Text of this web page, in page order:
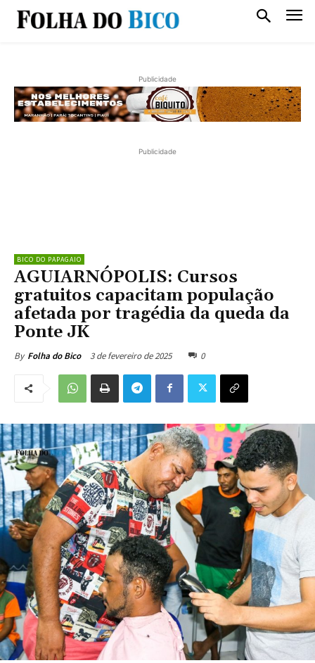
Publicidade
Publicidade
BICO DO PAPAGAIO
AGUIARNÓPOLIS: Cursos
gratuitos capacitam população
afetada por tragédia da queda da
Ponte JK
By Folha do Bico 3 de fevereiro de 2025 0